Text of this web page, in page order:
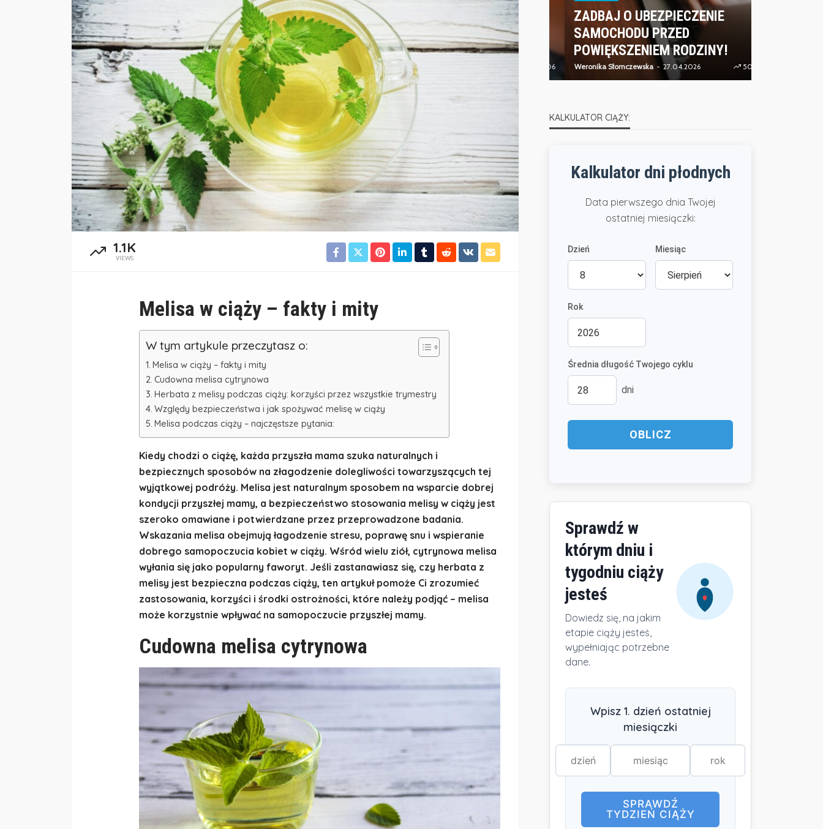
1.1K
VIEWS
Melisa w ciąży – fakty i mity
W tym artykule przeczytasz o:
Melisa w ciąży – fakty i mity
Cudowna melisa cytrynowa
Herbata z melisy podczas ciąży: korzyści przez wszystkie trymestry
Względy bezpieczeństwa i jak spożywać melisę w ciąży
Melisa podczas ciąży – najczęstsze pytania:
Kiedy chodzi o ciążę, każda przyszła mama szuka naturalnych i
bezpiecznych sposobów na złagodzenie dolegliwości towarzyszących tej
wyjątkowej podróży. Melisa jest naturalnym sposobem na wsparcie dobrej
kondycji przyszłej mamy, a bezpieczeństwo stosowania melisy w ciąży jest
szeroko omawiane i potwierdzane przez przeprowadzone badania.
Wskazania melisa obejmują łagodzenie stresu, poprawę snu i wspieranie
dobrego samopoczucia kobiet w ciąży. Wśród wielu ziół, cytrynowa melisa
wyłania się jako popularny faworyt. Jeśli zastanawiasz się, czy herbata z
melisy jest bezpieczna podczas ciąży, ten artykuł pomoże Ci zrozumieć
zastosowania, korzyści i środki ostrożności, które należy podjąć – melisa
może korzystnie wpływać na samopoczucie przyszłej mamy.
Cudowna melisa cytrynowa
GDZIE SPECJALIŚCI
ZAMAWIAJĄ MATERIAŁY
MEDYCZNE?
Weronika Słomczewska 27.03.2026
GNIOTKI DLA DZIECI – MAŁA
ZABAWKA, WIELKA POMOC W
ROZWOJU I KONCENTRACJI
Weronika Słomczewska
ZADBAJ O UBEZPIECZENIE
SAMOCHODU PRZED
POWIĘKSZENIEM RODZINY!
Weronika Słomczewska 27.04.2026 508
KALKULATOR CIĄŻY:
Kalkulator dni płodnych
Data pierwszego dnia Twojej
ostatniej miesiączki:
Dzień Miesiąc
Rok
Średnia długość Twojego cyklu
dni
OBLICZ
Sprawdź w
którym dniu i
tygodniu ciąży
jesteś
Dowiedz się, na jakim
etapie ciąży jesteś,
wypełniając potrzebne
dane.
Wpisz 1. dzień ostatniej
miesiączki
SPRAWDŹ
TYDZIEŃ CIĄŻY